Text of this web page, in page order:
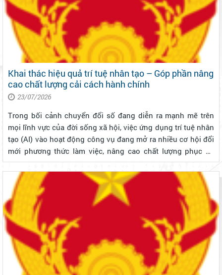
Khai thác hiệu quả trí tuệ nhân tạo – Góp phần nâng
cao chất lượng cải cách hành chính
23/07/2026
Trong bối cảnh chuyển đổi số đang diễn ra mạnh mẽ trên
mọi lĩnh vực của đời sống xã hội, việc ứng dụng trí tuệ nhân
tạo (AI) vào hoạt động công vụ đang mở ra nhiều cơ hội đổi
mới phương thức làm việc, nâng cao chất lượng phục vụ
người dân và doanh nghiệp. Tuy nhiên, để AI thực sự trở
thành "trợ lý s...